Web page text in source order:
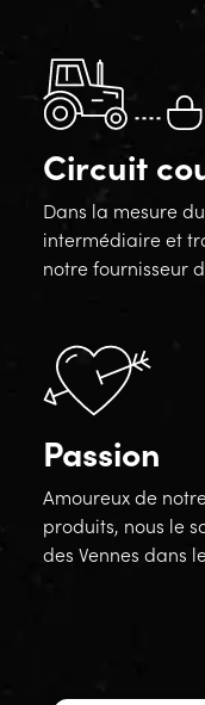
Circuit
Dans la mesure
intermédiaire et
notre fournisseur
Passion
Amoureux de
produits, nous le
des Vennes dans